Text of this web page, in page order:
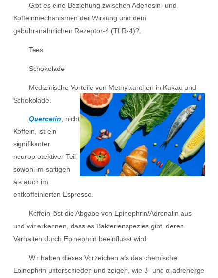
Gibt es eine Beziehung zwischen Adenosin- und
Koffeinmechanismen der Wirkung und dem
gebührenähnlichen Rezeptor-4 (TLR-4)?.
Tees
Schokolade
Medizinische Vorteile von Methylxanthen in Kakao und
Schokolade.
Quercetin, nicht
Koffein, ist ein
signifikanter
neuroprotektiver Teil
sowohl im saftigen
als auch im
entkoffeinierten Espresso.
Koffein löst die Abgabe von Epinephrin/Adrenalin aus
und wir erkennen, dass es Bakterienspezies gibt, deren
Verhalten durch Epinephrin beeinflusst wird.
Wir haben dieses Vorzeichen als das chemische
Epinephrin unterschieden und zeigen, wie β- und α-adrenerge